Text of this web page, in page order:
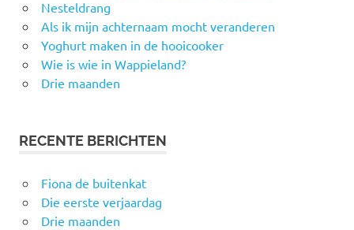
Nesteldrang
Als ik mijn achternaam mocht veranderen
Yoghurt maken in de hooicooker
Wie is wie in Wappieland?
Drie maanden
RECENTE BERICHTEN
Fiona de buitenkat
Die eerste verjaardag
Drie maanden